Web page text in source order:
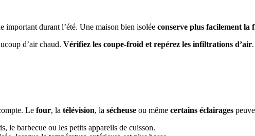
important durant l’été. Une maison bien isolée conserve plus facilement la
d’air chaud. Vérifiez les coupe-froid et repérez les infiltrations d’air
Le four, la télévision, la sécheuse ou même certains éclairages
le barbecue ou les petits appareils de cuisson.